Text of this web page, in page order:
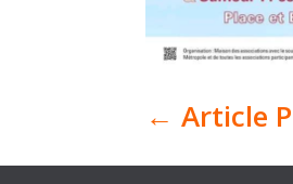
←Article